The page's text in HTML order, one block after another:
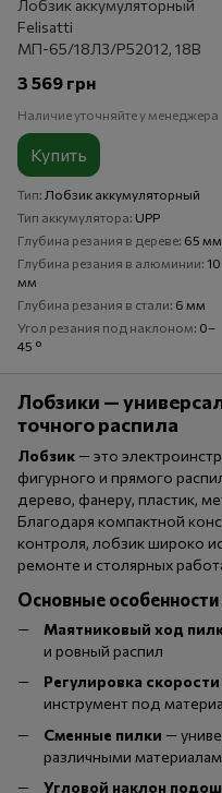
Лобзик аккумуляторный
Felisatti
МП-65/18Л3/P52012, 18В
3 569 грн
Наличие уточняйте у менеджера
Купить
Тип Лобзик аккумуляторный
Тип аккумулятора UPP
Глубина резания в дереве 65 мм
Глубина резания в алюминии 10
мм
Глубина резания в стали 6 мм
Угол резания под наклоном 0–
45 °
Лобзики —
точного распила
Лобзик — это
фигурного и прямого
дерево, фанеру, пластик,
Благодаря компактной
контроля, лобзик широко
ремонте и столярных
Основные
Маятниковый ход
и ровный распил
Регулировка скорости
инструмент под
Сменные пилки —
различными
Угловой наклон